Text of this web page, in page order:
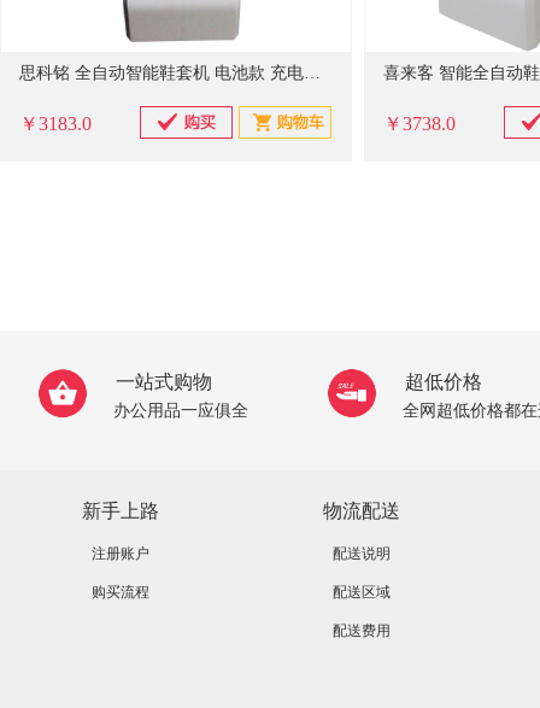
思科铭 全自动智能鞋套机 电池款 充电插电两用 SK-CM-W
￥3183.0 ￥3738.0
一站式购物
办公用品一应俱全
超低价格
全网超低价格都
新手上路
注册账户
购买流程
物流配送
配送说明
配送区域
配送费用